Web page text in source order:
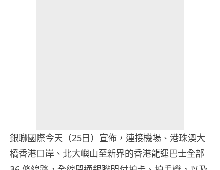
銀聯國際今天（25日）宣佈，連接機場、港珠澳大
橋香港口岸、北大嶼山至新界的香港龍運巴士全部